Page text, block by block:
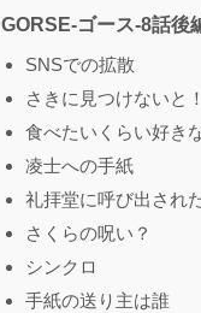
GORSE-ゴース-8話後
SNSでの拡散
さきに見つけないと！
食べたいくらい好き
凌士への手紙
礼拝堂に呼び出され
さくらの呪い？
シンクロ
手紙の送り主は誰